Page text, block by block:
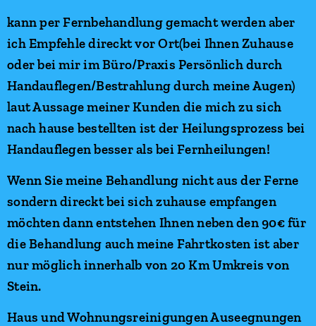
kann per Fernbehandlung gemacht werden aber
ich Empfehle direckt vor Ort(bei Ihnen Zuhause
oder bei mir im Büro/Praxis Persönlich durch
Handauflegen/Bestrahlung durch meine Augen)
laut Aussage meiner Kunden die mich zu sich
nach hause bestellten ist der Heilungsprozess bei
Handauflegen besser als bei Fernheilungen!
Wenn Sie meine Behandlung nicht aus der Ferne
sondern direckt bei sich zuhause empfangen
möchten dann entstehen Ihnen neben den 90€ für
die Behandlung auch meine Fahrtkosten ist aber
nur möglich innerhalb von 20 Km Umkreis von
Stein.
Haus und Wohnungsreinigungen Auseegnungen